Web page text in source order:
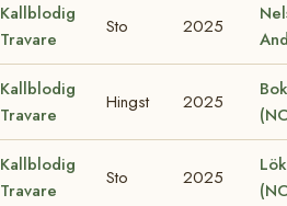
Kallblodig
Travare
Sto 2025
Kallblodig
Travare
Hingst 2025
Kallblodig
Travare
Sto 2025